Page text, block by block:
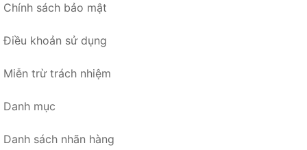
Chính sách bảo mật
Điều khoản sử dụng
Miễn trừ trách nhiệm
Danh mục
Danh sách nhãn hàng